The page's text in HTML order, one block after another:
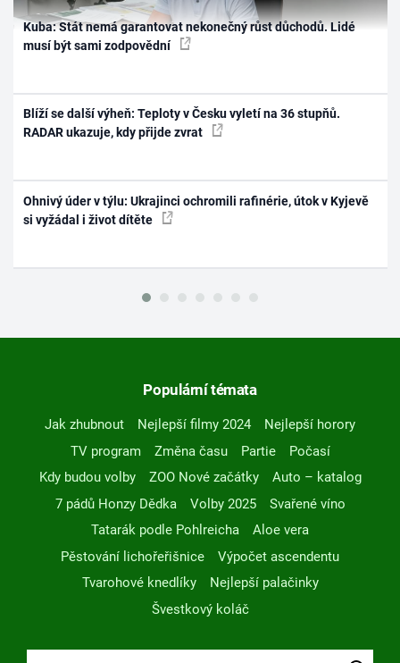
Kuba: Stát nemá garantovat nekonečný růst důchodů. Lidé
musí být sami zodpovědní
Blíží se další výheň: Teploty v Česku vyletí na 36 stupňů.
RADAR ukazuje, kdy přijde zvrat
Ohnivý úder v týlu: Ukrajinci ochromili rafinérie, útok v Kyjevě
si vyžádal i život dítěte
Populární témata
Jak zhubnout Nejlepší filmy 2024
Nejlepší horory
TV program
Změna času Partie
Počasí
Kdy budou volby
ZOO Nové začátky
Auto – katalog
7 pádů Honzy Dědka
Volby 2025
Svařené víno
Tatarák podle Pohlreicha
Aloe vera
Pěstování lichořeřišnice
Výpočet ascendentu
Tvarohové knedlíky
Nejlepší palačinky
Švestkový koláč